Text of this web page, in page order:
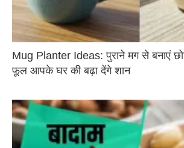
Mug Planter Ideas: पुराने मग से बनाएं
फूल आपके घर की बढ़ा देंगे शान